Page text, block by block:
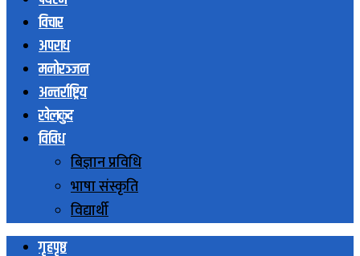
विचार
अपराध
मनोरञ्जन
अन्तर्राष्ट्रिय
खेलकुद
विविध
बिज्ञान प्रविधि
भाषा संस्कृति
विद्यार्थी
गृहपृष्ठ